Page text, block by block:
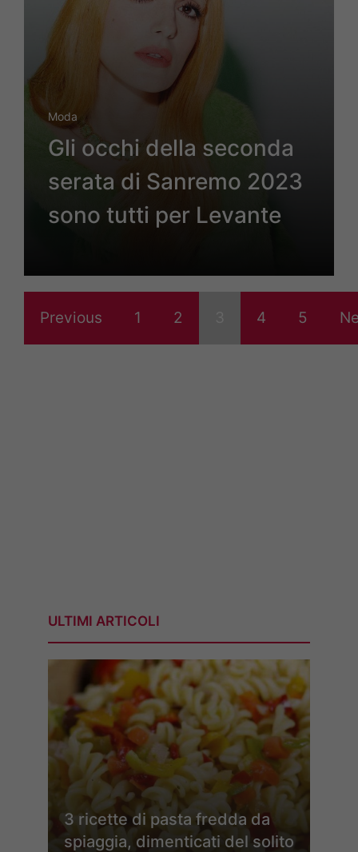
Moda
Gli occhi della seconda
serata di Sanremo 2023
sono tutti per Levante
Previous 1 2 4 5
ULTIMI ARTICOLI
3 ricette di pasta fredda da
spiaggia, dimenticati del solito